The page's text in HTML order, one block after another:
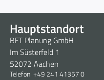
Hauptstandort
BFT Planung GmbH
Im Süsterfeld 1
52072 Aachen
Telefon: +49 241 41357 0